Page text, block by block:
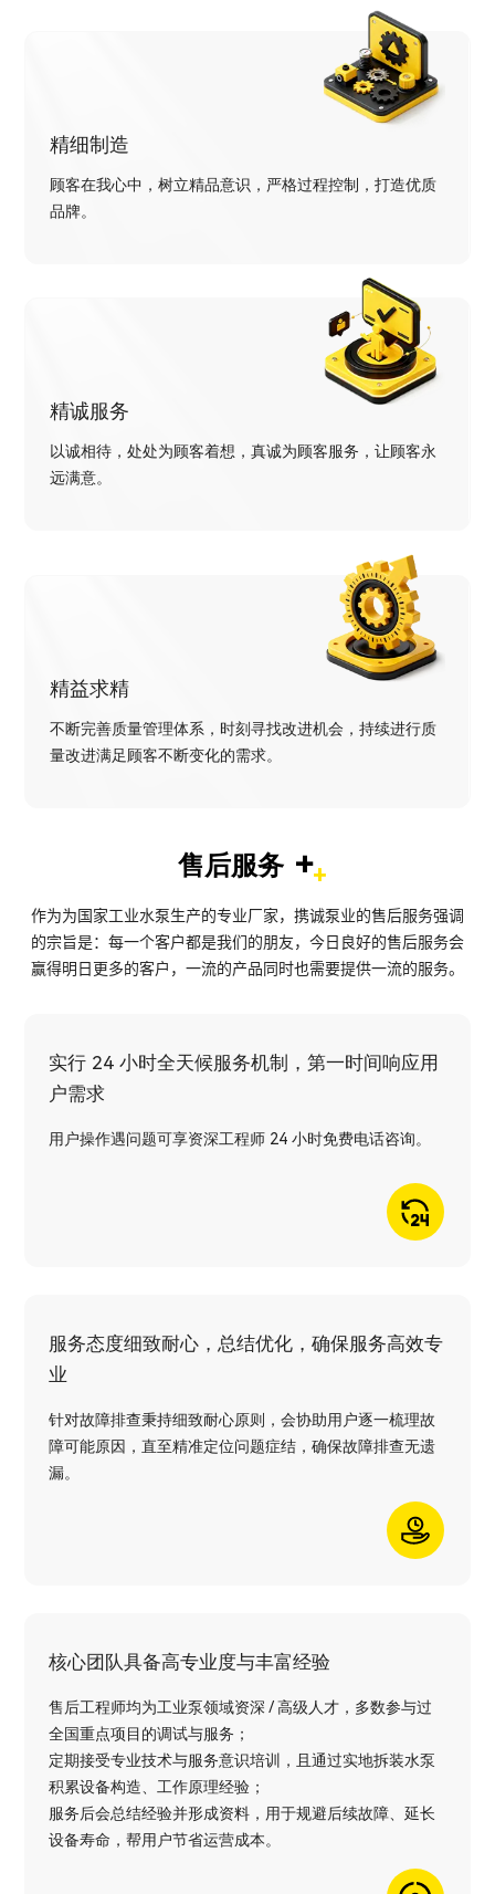
精细制造
顾客在我心中，树立精品意识，严格过程控制，打造优质
品牌。
精诚服务
以诚相待，处处为顾客着想，真诚为顾客服务，让顾客永
远满意。
精益求精
不断完善质量管理体系，时刻寻找改进机会，持续进行质
量改进满足顾客不断变化的需求。
售后服务 +
作为为国家工业水泵生产的专业厂家，携诚泵业的售后服务强调
的宗旨是：每一个客户都是我们的朋友，今日良好的售后服务会
赢得明日更多的客户，一流的产品同时也需要提供一流的服务。
实行 24 小时全天候服务机制，第一时间响应用
户需求
用户操作遇问题可享资深工程师 24 小时免费电话咨询。
服务态度细致耐心，总结优化，确保服务高效专
业
针对故障排查秉持细致耐心原则，会协助用户逐一梳理故
障可能原因，直至精准定位问题症结，确保故障排查无遗
漏。
核心团队具备高专业度与丰富经验
售后工程师均为工业泵领域资深 / 高级人才，多数参与过
全国重点项目的调试与服务；
定期接受专业技术与服务意识培训，且通过实地拆装水泵
积累设备构造、工作原理经验；
服务后会总结经验并形成资料，用于规避后续故障、延长
设备寿命，帮用户节省运营成本。